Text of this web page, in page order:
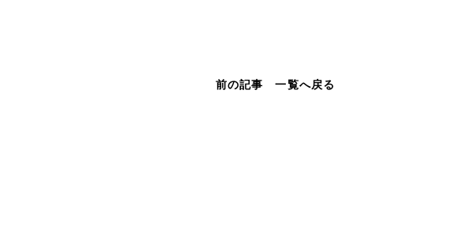
前の記事 一覧へ戻る